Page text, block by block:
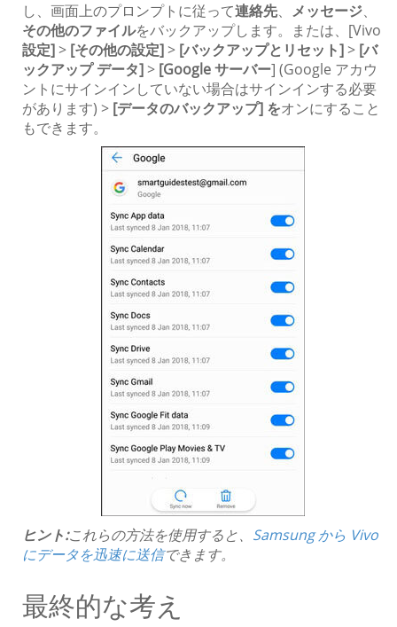
し、画面上のプロンプトに従って連絡先、 メッセージ、
その他のファイルをバックアップします。または、[Vivo
設定]> [その他の設定]> [バックアップとリセット]> [バ
ックアップ データ]> [Google サーバー] (Google アカウ
ントにサインインしていない場合はサインインする必要
があります) > [データのバックアップ] をオンにすること
もできます。
ヒント:これらの方法を使用すると、 Samsung から Vivo
にデータを迅速に送信できます。
最終的な考え